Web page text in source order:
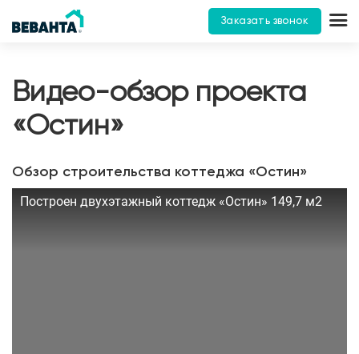
Заказать звонок
Видео-обзор проекта
«Остин»
Обзор строительства коттеджа «Остин»
Построен двухэтажный коттедж «Остин» 149,7 м2